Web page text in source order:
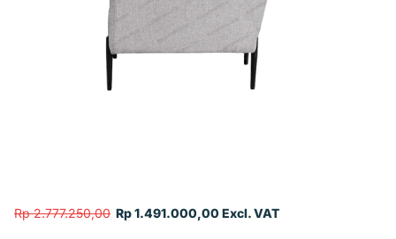
Rp 2.777.250,00 Rp 1.491.000,00 Excl. VAT